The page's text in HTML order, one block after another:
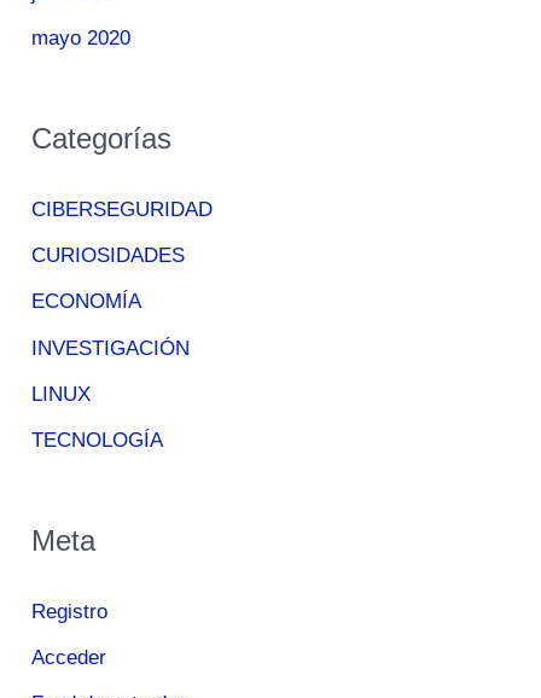
mayo 2020
Categorías
CIBERSEGURIDAD
CURIOSIDADES
ECONOMÍA
INVESTIGACIÓN
LINUX
TECNOLOGÍA
Meta
Registro
Acceder